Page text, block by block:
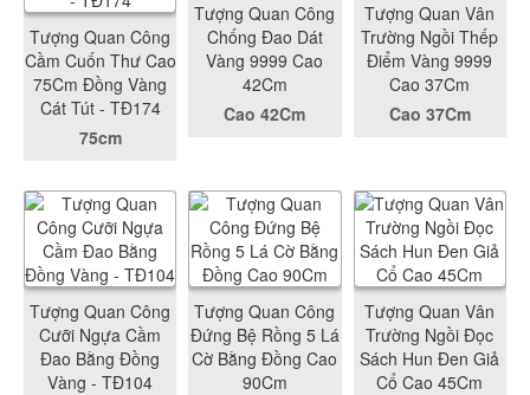
Tượng Quan Công
Cầm Cuốn Thư Cao
75Cm Đồng Vàng
Cát Tút - TĐ174
75cm
Tượng Quan Công
Chống Đao Dát
Vàng 9999 Cao
42Cm
Cao 42Cm
Tượng Quan Vân
Trường Ngồi Thếp
Điểm Vàng 9999
Cao 37Cm
Cao 37Cm
Tượng Quan Công
Cưỡi Ngựa Cầm
Đao Bằng Đồng
Vàng - TĐ104
Tượng Quan Công
Đứng Bệ Rồng 5 Lá
Cờ Bằng Đồng Cao
90Cm
Tượng Quan Vân
Trường Ngồi Đọc
Sách Hun Đen Giả
Cổ Cao 45Cm